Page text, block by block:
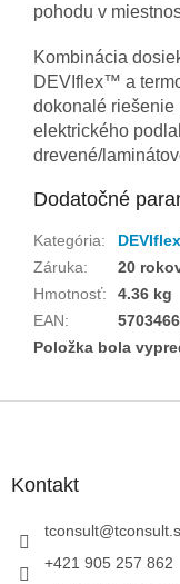
pohodu v
Kombinácia
DEVIflex™ a
dokonalé riešenie
elektrického
drevené/
Dodatočné
Kategória:
Záruka:
20
Hmotnosť:
4.36 kg
EAN:
Položka bola
Kontakt
tconsult@
+421 905 257 862